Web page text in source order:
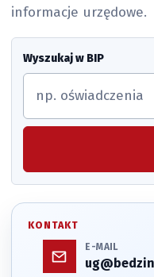
informacje urzędowe.
Wyszukaj w BIP
KONTAKT
E-MAIL